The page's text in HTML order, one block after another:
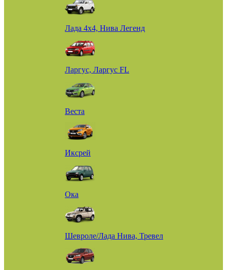
Лада 4х4, Нива Легенд
Ларгус, Ларгус FL
Веста
Иксрей
Ока
Шевроле/Лада Нива, Тревел